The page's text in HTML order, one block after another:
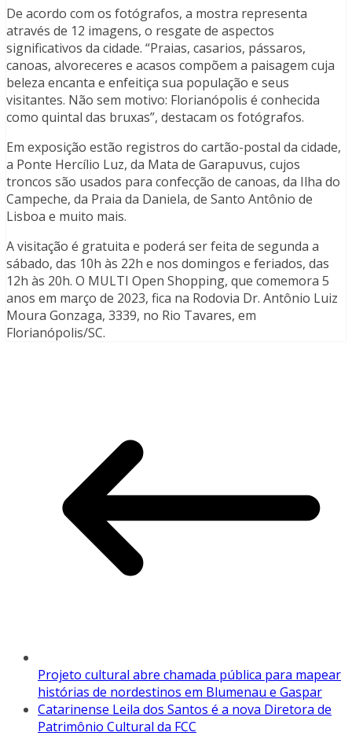
De acordo com os fotógrafos, a mostra representa
através de 12 imagens, o resgate de aspectos
significativos da cidade. “Praias, casarios, pássaros,
canoas, alvoreceres e acasos compõem a paisagem cuja
beleza encanta e enfeitiça sua população e seus
visitantes. Não sem motivo: Florianópolis é conhecida
como quintal das bruxas”, destacam os fotógrafos.
Em exposição estão registros do cartão-postal da cidade,
a Ponte Hercílio Luz, da Mata de Garapuvus, cujos
troncos são usados para confecção de canoas, da Ilha do
Campeche, da Praia da Daniela, de Santo Antônio de
Lisboa e muito mais.
A visitação é gratuita e poderá ser feita de segunda a
sábado, das 10h às 22h e nos domingos e feriados, das
12h às 20h. O MULTI Open Shopping, que comemora 5
anos em março de 2023, fica na Rodovia Dr. Antônio Luiz
Moura Gonzaga, 3339, no Rio Tavares, em
Florianópolis/SC.
Projeto cultural abre chamada pública para mapear
histórias de nordestinos em Blumenau e Gaspar
Catarinense Leila dos Santos é a nova Diretora de
Patrimônio Cultural da FCC